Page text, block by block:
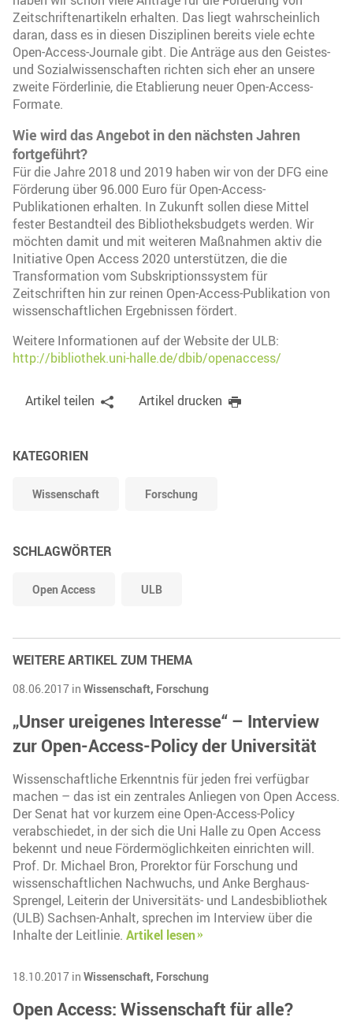
Zeitschriftenartikeln erhalten. Das liegt wahrscheinlich
daran, dass es in diesen Disziplinen bereits viele echte
Open-Access-Journale gibt. Die Anträge aus den Geistes-
und Sozialwissenschaften richten sich eher an unsere
zweite Förderlinie, die Etablierung neuer Open-Access-
Formate.
Wie wird das Angebot in den nächsten Jahren
fortgeführt?
Für die Jahre 2018 und 2019 haben wir von der DFG eine
Förderung über 96.000 Euro für Open-Access-
Publikationen erhalten. In Zukunft sollen diese Mittel
fester Bestandteil des Bibliotheksbudgets werden. Wir
möchten damit und mit weiteren Maßnahmen aktiv die
Initiative Open Access 2020 unterstützen, die die
Transformation vom Subskriptionssystem für
Zeitschriften hin zur reinen Open-Access-Publikation von
wissenschaftlichen Ergebnissen fördert.
Weitere Informationen auf der Website der ULB:
http://bibliothek.uni-halle.de/dbib/openaccess/
Artikel teilen Artikel drucken
KATEGORIEN
Wissenschaft Forschung
SCHLAGWÖRTER
Open Access ULB
WEITERE ARTIKEL ZUM THEMA
08.06.2017 in Wissenschaft, Forschung
„Unser ureigenes Interesse“ – Interview
zur Open-Access-Policy der Universität
Wissenschaftliche Erkenntnis für jeden frei verfügbar
machen – das ist ein zentrales Anliegen von Open Access.
Der Senat hat vor kurzem eine Open-Access-Policy
verabschiedet, in der sich die Uni Halle zu Open Access
bekennt und neue Fördermöglichkeiten einrichten will.
Prof. Dr. Michael Bron, Prorektor für Forschung und
wissenschaftlichen Nachwuchs, und Anke Berghaus-
Sprengel, Leiterin der Universitäts- und Landesbibliothek
(ULB) Sachsen-Anhalt, sprechen im Interview über die
Inhalte der Leitlinie. Artikel lesen
18.10.2017 in Wissenschaft, Forschung
Open Access: Wissenschaft für alle?